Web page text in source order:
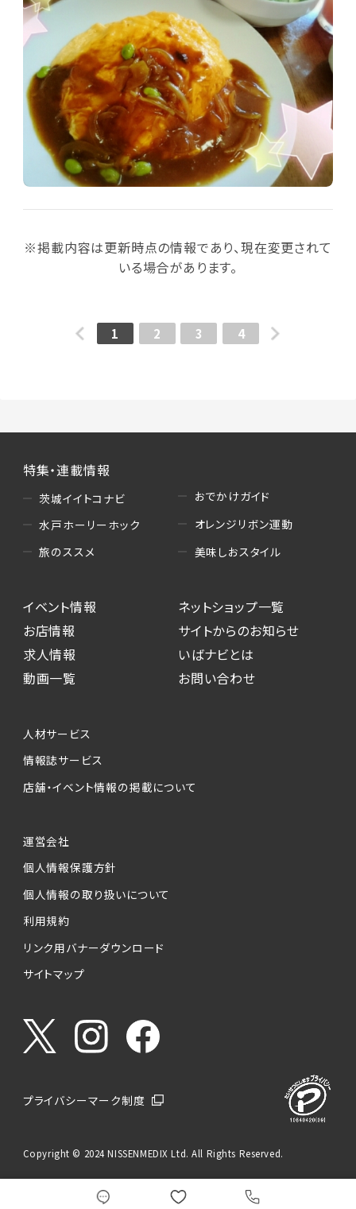
※掲載内容は更新時点の情報であり、現在変更されて
いる場合があります。
1 2 3 4
特集・連載情報
茨城イイトコナビ
水戸ホーリーホック
旅のススメ
おでかけガイド
オレンジリボン運動
美味しおスタイル
イベント情報
お店情報
求人情報
動画一覧
ネットショップ一覧
サイトからのお知らせ
いばナビとは
お問い合わせ
人材サービス
情報誌サービス
店舗・イベント情報の掲載について
運営会社
個人情報保護方針
個人情報の取り扱いについて
利用規約
リンク用バナーダウンロード
サイトマップ
プライバシーマーク制度
Copyright © 2024 NISSENMEDIX Ltd. All Rights Reserved.